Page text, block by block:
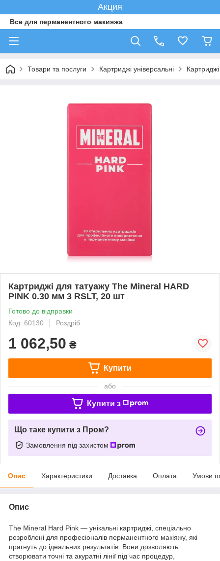
Акция
Все для перманентного макияжа
Товари та послуги Картриджі універсальні
Картриджі для татуажу The Mineral HARD
PINK 0.30 мм 3 RSLT, 20 шт
Готово до відправки
Код: 60130
Роздріб
1 062,50 ₴
Купити
або
Купити з
Що таке купити з Пром?
Замовлення під захистом
Опис Характеристики Доставка Оплата Умови
Опис
The Mineral Hard Pink — унікальні картриджі, спеціально
розроблені для професіоналів перманентного макіяжу, які
прагнуть до ідеальних результатів. Вони дозволяють
створювати точні та акуратні лінії під час процедур,